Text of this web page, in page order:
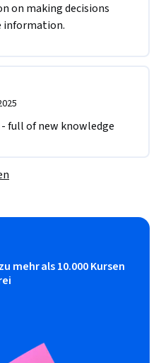
on making decisions
information.
full of new knowledge
mehr als 10.000 Kursen